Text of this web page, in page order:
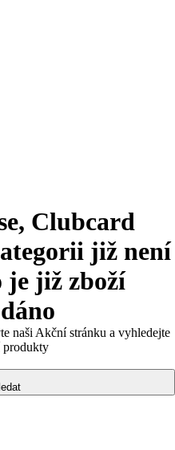
Clubcard
již není
je již zboží
naši Akční stránku a vyhledejte
produkty